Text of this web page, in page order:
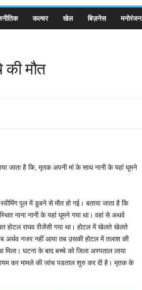
कल्चर खेल बिज़नेस मनोरंजन
की मौत
जाता है कि, मृतक अपनी मां के साथ नानी के यहां घूमने
पूल में डूबने से मौत हो गई। बताया जाता है कि
नाना नानी के यहां घूमने गया था। वहां से अथर्व
होटल राघव रीजेंसी गया था। होटल में खेलते खेलते
अर्थव नजर नहीं आया तब उसकी होटल में तलाश की
घटना के बाद बच्चे को जिला अस्पताल लाया
कर मामले की जांच पडताल शुरु कर दी है। मृतक के